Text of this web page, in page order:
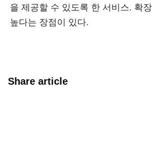
을 제공할 수 있도록 한 서비스. 확
높다는 장점이 있다.
Share article